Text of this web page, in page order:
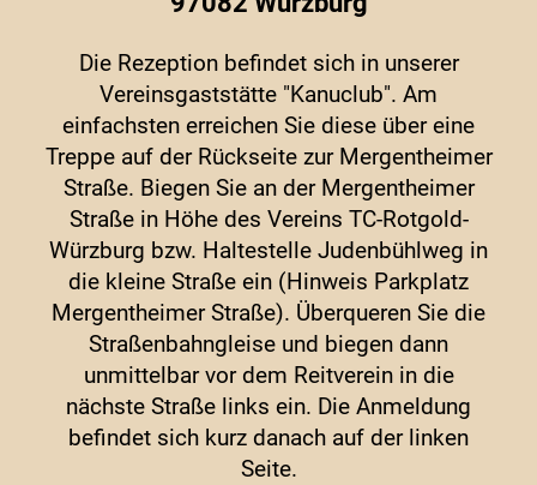
Die Rezeption befindet sich in unserer
Vereinsgaststätte "Kanuclub". Am
einfachsten erreichen Sie diese über eine
Treppe auf der Rückseite zur Mergentheimer
Straße. Biegen Sie an der Mergentheimer
Straße in Höhe des Vereins TC-Rotgold-
Würzburg bzw. Haltestelle Judenbühlweg in
die kleine Straße ein (Hinweis Parkplatz
Mergentheimer Straße). Überqueren Sie die
Straßenbahngleise und biegen dann
unmittelbar vor dem Reitverein in die
nächste Straße links ein. Die Anmeldung
befindet sich kurz danach auf der linken
Seite.